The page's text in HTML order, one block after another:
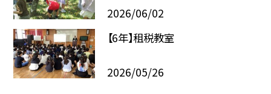
2026/06/02
【6年】租税教室
2026/05/26